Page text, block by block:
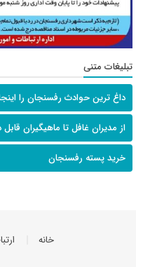
تبلیغات متنی
داغ ترین حوادث رفسنجان را
از مدیران غافل تا ماهیگیران
خرید پسته رفسنجان
خانه